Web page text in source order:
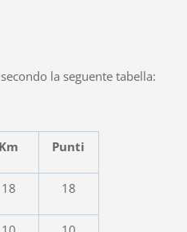
la seguente tabella:
Km Punti
18 18